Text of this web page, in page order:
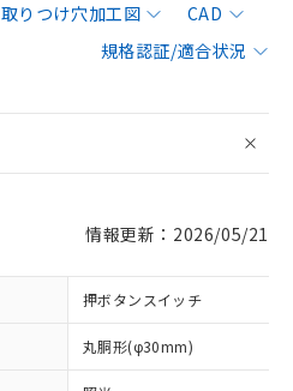
取りつけ穴加工図
CAD
規格認証/適合状況
情報更新：2026/05/21
押ボタンスイッチ
丸胴形(φ30mm)